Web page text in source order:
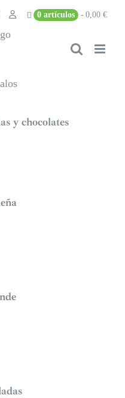
0 artículos 0,00 €
y chocolates